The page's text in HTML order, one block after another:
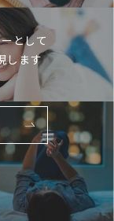
として
します